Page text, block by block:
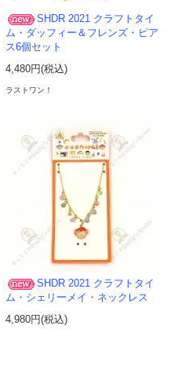
SHDR 2021 クラフトタイ
ム・ダッフィー＆フレンズ・ピア
ス6個セット
4,480円(税込)
ラストワン！
SHDR 2021 クラフトタイ
ム・シェリーメイ・ネックレス
4,980円(税込)